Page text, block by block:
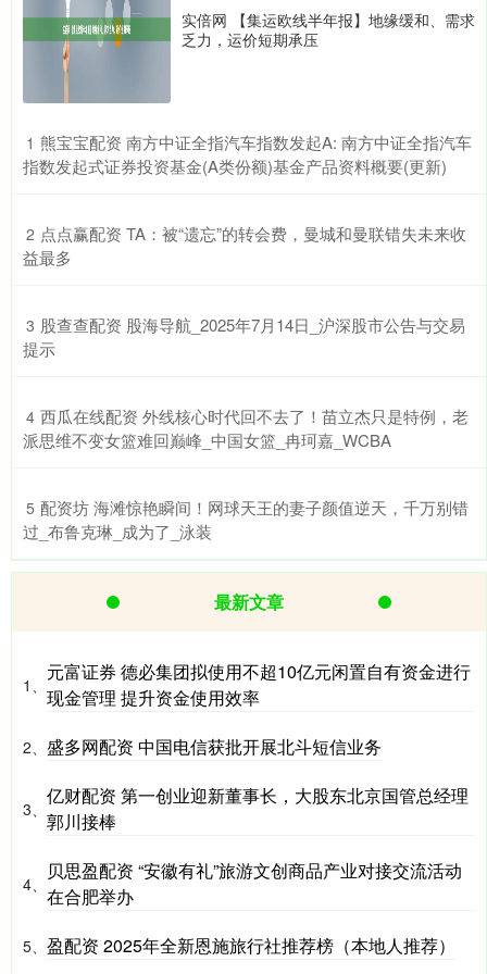
实倍网 【集运欧线半年报】地缘缓和、需求
乏力，运价短期承压
1 ​熊宝宝配资 南方中证全指汽车指数发起A: 南方中证全指汽车
指数发起式证券投资基金(A类份额)基金产品资料概要(更新)
2 ​点点赢配资 TA：被“遗忘”的转会费，曼城和曼联错失未来收
益最多
3 ​股查查配资 股海导航_2025年7月14日_沪深股市公告与交易
提示
4 ​西瓜在线配资 外线核心时代回不去了！苗立杰只是特例，老
派思维不变女篮难回巅峰_中国女篮_冉珂嘉_WCBA
5 ​配资坊 海滩惊艳瞬间！网球天王的妻子颜值逆天，千万别错
过_布鲁克琳_成为了_泳装
最新文章
1、
元富证券 德必集团拟使用不超10亿元闲置自有资金进行
现金管理 提升资金使用效率
2、 盛多网配资 中国电信获批开展北斗短信业务
3、
亿财配资 第一创业迎新董事长，大股东北京国管总经理
郭川接棒
4、
贝思盈配资 “安徽有礼”旅游文创商品产业对接交流活动
在合肥举办
5、 盈配资 2025年全新恩施旅行社推荐榜（本地人推荐）